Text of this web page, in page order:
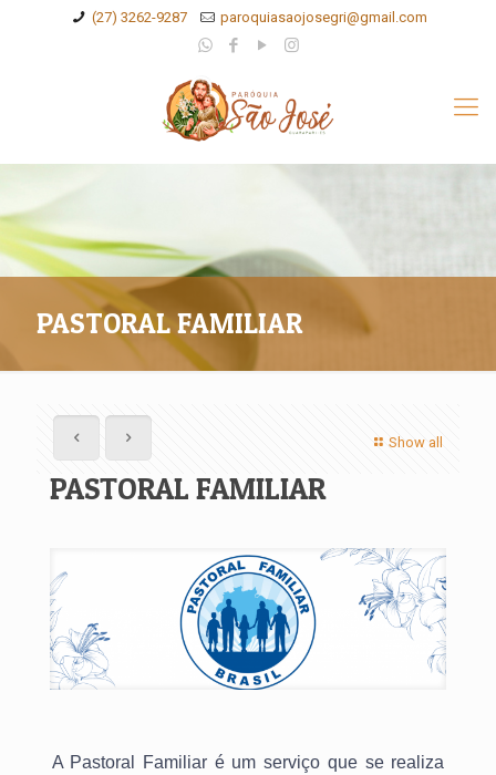
(27) 3262-9287 paroquiasaojosegri@gmail.com
PASTORAL FAMILIAR
Show all
PASTORAL FAMILIAR
A Pastoral Familiar é um serviço que se realiza